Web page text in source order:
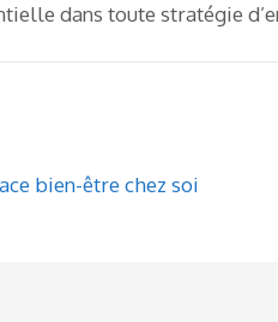
dans toute stratégie
bien-être chez soi